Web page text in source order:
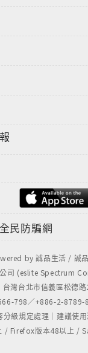
民防騙網
by 誠品生活 / 誠
司 (eslite Spectrum
灣台北市信義區松德路
798／+886-2-8789-
分級規定處理｜建議使
/ Firefox版本48以上 /